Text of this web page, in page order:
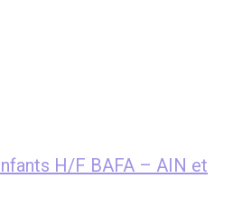
H/F BAFA – AIN et